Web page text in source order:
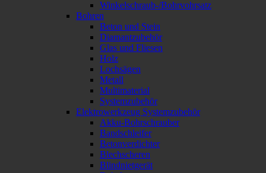
Winkelschraub-/Bohrvohrsatz
Bohren
Beton und Stein
Diamantzubehör
Glas und Fliesen
Holz
Lochsägen
Metall
Multimaterial
Systemzubehör
Elektrowerkzeug Systemzubehör
Akku-Bohrschrauber
Bandschleifer
Betonverdichter
Blechscheren
Blindnietgerät